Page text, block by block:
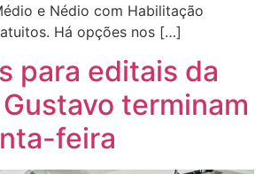
e Nédio com Habilitação
Há opções nos […]
para editais da
terminam
feira